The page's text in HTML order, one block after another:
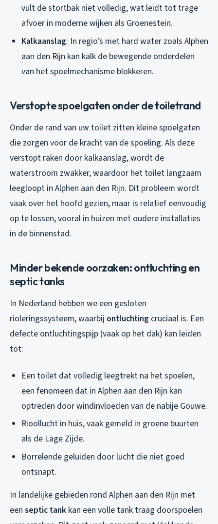
vult de stortbak niet volledig, wat leidt tot trage
afvoer in moderne wijken als Groenestein.
Kalkaanslag: In regio’s met hard water zoals Alphen
aan den Rijn kan kalk de bewegende onderdelen
van het spoelmechanisme blokkeren.
Verstopte spoelgaten onder de toiletrand
Onder de rand van uw toilet zitten kleine spoelgaten
die zorgen voor de kracht van de spoeling. Als deze
verstopt raken door kalkaanslag, wordt de
waterstroom zwakker, waardoor het toilet langzaam
leegloopt in Alphen aan den Rijn. Dit probleem wordt
vaak over het hoofd gezien, maar is relatief eenvoudig
op te lossen, vooral in huizen met oudere installaties
in de binnenstad.
Minder bekende oorzaken: ontluchting en
septic tanks
In Nederland hebben we een gesloten
rioleringssysteem, waarbij ontluchting cruciaal is. Een
defecte ontluchtingspijp (vaak op het dak) kan leiden
tot:
Een toilet dat volledig leegtrekt na het spoelen,
een fenomeen dat in Alphen aan den Rijn kan
optreden door windinvloeden van de nabije Gouwe.
Rioollucht in huis, vaak gemeld in groene buurten
als de Lage Zijde.
Borrelende geluiden door lucht die niet goed
ontsnapt.
In landelijke gebieden rond Alphen aan den Rijn met
een septic tank kan een volle tank traag doorspoelen